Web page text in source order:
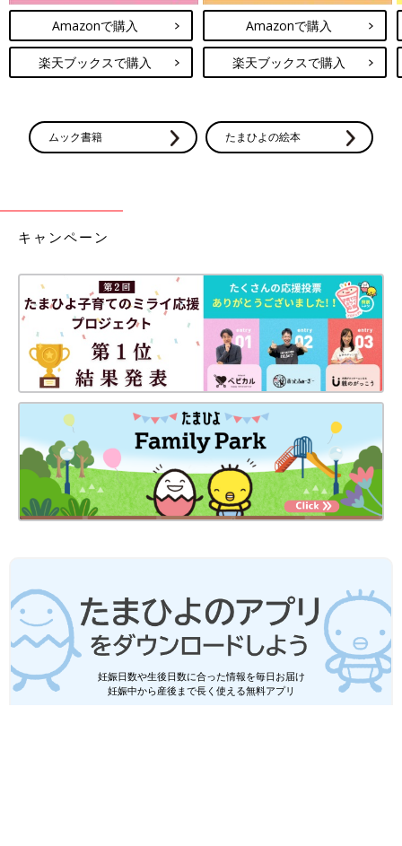
Amazonで購入
楽天ブックスで購入
Amazonで購入
楽天ブックスで購入
ムック書籍 たまひよの絵本
キャンペーン
妊娠日数や生後日数に合った情報を毎日お届け
妊娠中から産後まで長く使える無料アプリ